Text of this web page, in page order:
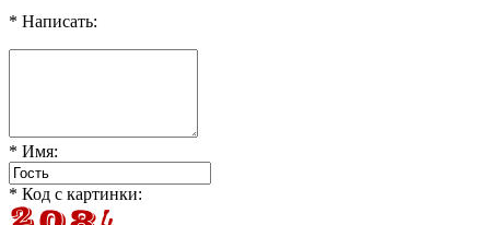
* Написать:
* Имя:
* Код с картинки: